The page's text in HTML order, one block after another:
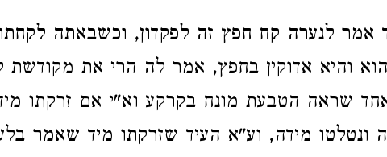
אמר לנערה קח חפץ זה לפקדון, וכשבאתה
והיא אדוקין בחפץ, אמר לה הרי את מקודשת
שראה הטבעת מונח בקרקע וא"י אם זרקתו
מידה, וע"א העיד שזרקתו מיד שאמר